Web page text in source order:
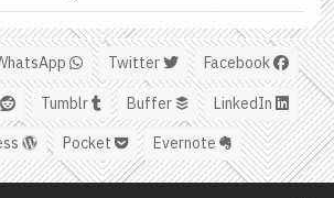
Facebook
Twitter
Buffer
Tumblr